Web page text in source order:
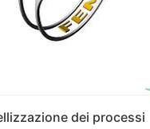
dei processi